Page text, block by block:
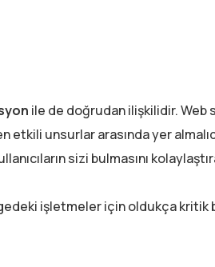
ile de doğrudan ilişkilidir. Web
etkili unsurlar arasında yer
sizi bulmasını
işletmeler için oldukça kritik